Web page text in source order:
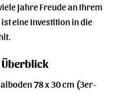
Jahre Freude an Ihrem
ist eine Investition in die
78 x 30 cm (3er-